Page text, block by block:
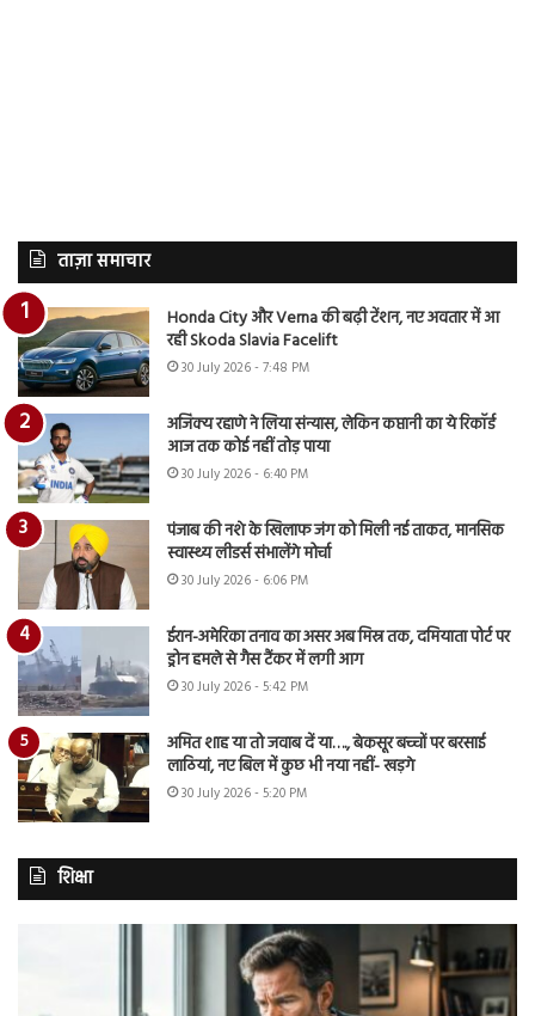
ताज़ा समाचार
Honda City और Verna की बढ़ी टेंशन, नए अवतार में आ
रही Skoda Slavia Facelift
30 July 2026 - 7:48 PM
अजिंक्य रहाणे ने लिया संन्यास, लेकिन कप्तानी का ये रिकॉर्ड
आज तक कोई नहीं तोड़ पाया
30 July 2026 - 6:40 PM
पंजाब की नशे के खिलाफ जंग को मिली नई ताकत, मानसिक
स्वास्थ्य लीडर्स संभालेंगे मोर्चा
30 July 2026 - 6:06 PM
ईरान-अमेरिका तनाव का असर अब मिस्र तक, दमियाता पोर्ट पर
ड्रोन हमले से गैस टैंकर में लगी आग
30 July 2026 - 5:42 PM
अमित शाह या तो जवाब दें या…., बेकसूर बच्चों पर बरसाई
लाठियां, नए बिल में कुछ भी नया नहीं- खड़गे
30 July 2026 - 5:20 PM
शिक्षा